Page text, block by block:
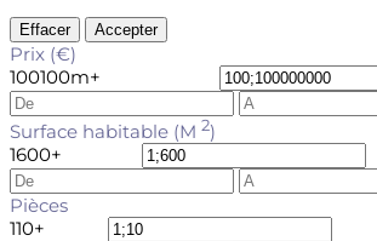
Effacer Accepter
Prix (€)
100100m+
Surface habitable (M 2)
1600+
Pièces
110+